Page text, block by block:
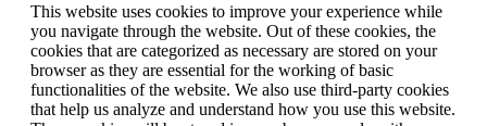
This website uses cookies to improve your experience while
you navigate through the website. Out of these cookies, the
cookies that are categorized as necessary are stored on your
browser as they are essential for the working of basic
functionalities of the website. We also use third-party cookies
that help us analyze and understand how you use this website.